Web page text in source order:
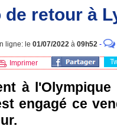
de retour à
ligne: le 01/07/2022 à 09h52 -
Imprimer
à
engagé ce